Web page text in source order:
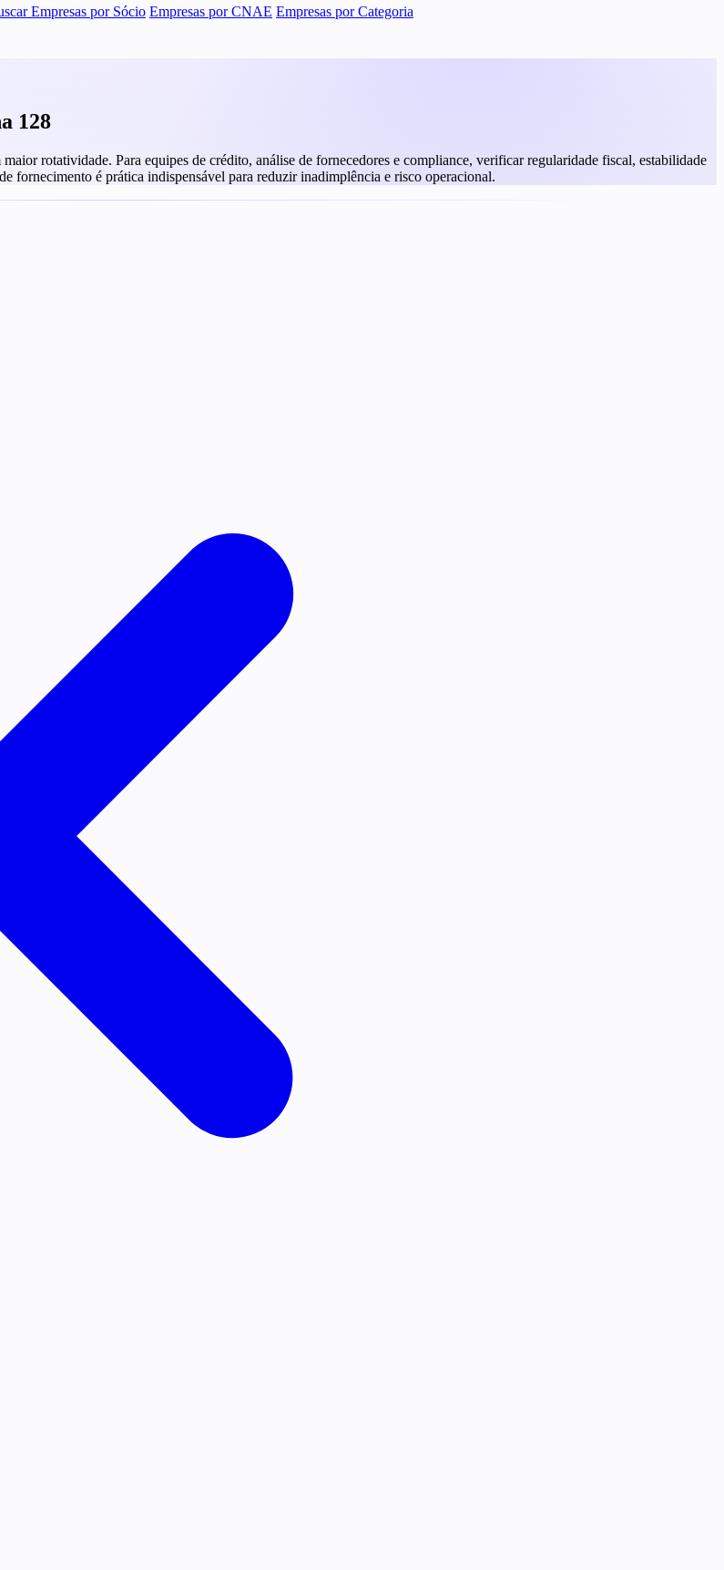
Empresas por Sócio Empresas por CNAE Empresas por Categoria
128
rotatividade. Para equipes de crédito, análise de fornecedores e compliance, verificar regularidade fiscal, estabilidade
fornecimento é prática indispensável para reduzir inadimplência e risco operacional.